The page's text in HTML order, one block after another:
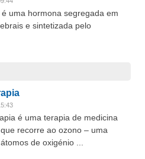
é uma hormona segregada em
e sintetizada pelo
é uma terapia de medicina
recorre ao ozono – uma
de oxigénio ...